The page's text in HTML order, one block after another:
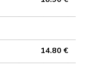
14.80 €